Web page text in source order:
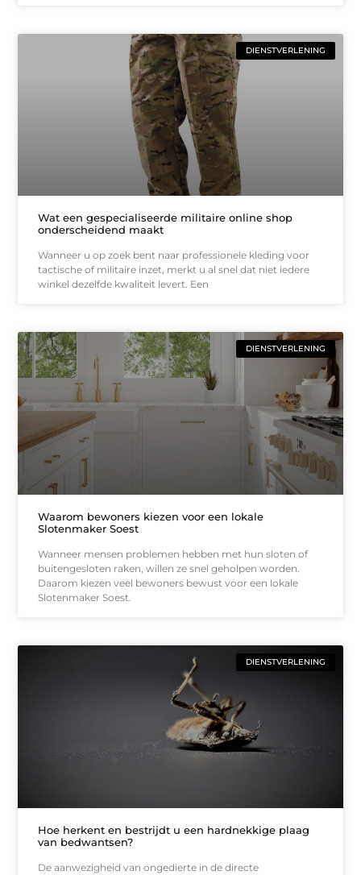
DIENSTVERLENING
Wat een gespecialiseerde militaire online shop
onderscheidend maakt
Wanneer u op zoek bent naar professionele kleding voor
tactische of militaire inzet, merkt u al snel dat niet iedere
winkel dezelfde kwaliteit levert. Een
DIENSTVERLENING
Waarom bewoners kiezen voor een lokale
Slotenmaker Soest
Wanneer mensen problemen hebben met hun sloten of
buitengesloten raken, willen ze snel geholpen worden.
Daarom kiezen veel bewoners bewust voor een lokale
Slotenmaker Soest.
DIENSTVERLENING
Hoe herkent en bestrijdt u een hardnekkige plaag
van bedwantsen?
De aanwezigheid van ongedierte in de directe